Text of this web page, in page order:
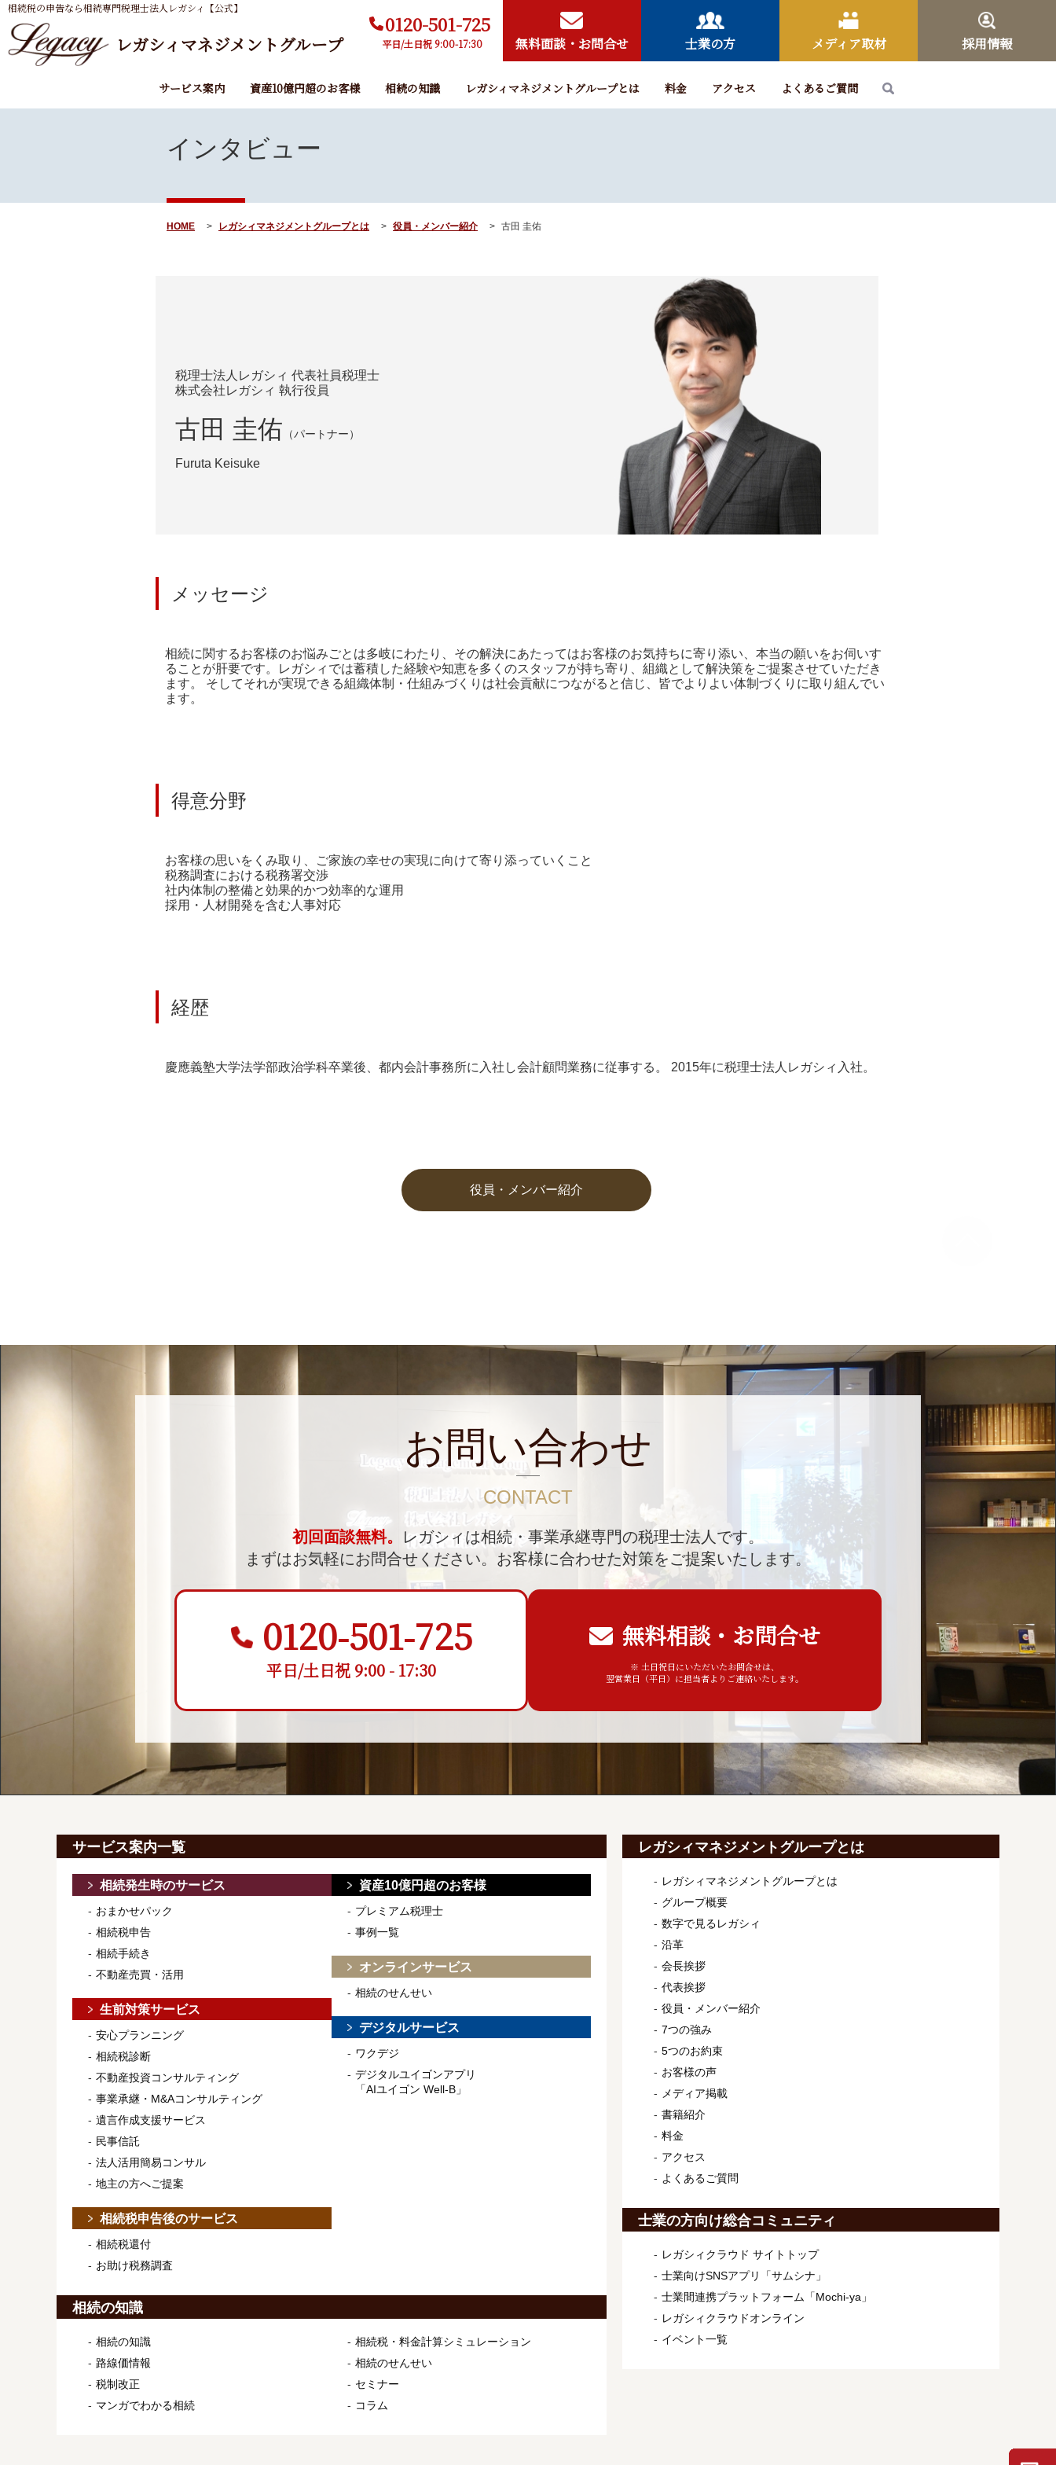
相続税の申告なら相続専門税理士法人レガシィ【公式】
レガシィマネジメントグループ
0120-501-725
平日/土日祝 9:00-17:30 無料面談・お問合せ 士業の方 メディア取材 採用情報
サービス案内 資産10億円超のお客様 相続の知識 レガシィマネジメントグループとは 料金 アクセス よくあるご質問
インタビュー
HOME レガシィマネジメントグループとは 役員・メンバー紹介 古田 圭佑
税理士法人レガシィ 代表社員税理士
株式会社レガシィ 執行役員
古田 圭佑 （パートナー）
Furuta Keisuke
メッセージ
相続に関するお客様のお悩みごとは多岐にわたり、その解決にあたってはお客様のお気持ちに寄り添い、本当の願いをお伺いす
ることが肝要です。レガシィでは蓄積した経験や知恵を多くのスタッフが持ち寄り、組織として解決策をご提案させていただき
ます。 そしてそれが実現できる組織体制・仕組みづくりは社会貢献につながると信じ、皆でよりよい体制づくりに取り組んでい
ます。
得意分野
お客様の思いをくみ取り、ご家族の幸せの実現に向けて寄り添っていくこと
税務調査における税務署交渉
社内体制の整備と効果的かつ効率的な運用
採用・人材開発を含む人事対応
経歴
慶應義塾大学法学部政治学科卒業後、都内会計事務所に入社し会計顧問業務に従事する。 2015年に税理士法人レガシィ入社。
役員・メンバー紹介
お問い合わせ
CONTACT
初回面談無料。
レガシィは相続・事業承継専門の税理士法人です。
まずはお気軽にお問合せください。 お客様に合わせた対策をご提案いたします。
0120-501-725
平日/土日祝 9:00 - 17:30
無料相談・お問合せ
※ 土日祝日にいただいたお問合せは、
翌営業日（平日）に担当者よりご連絡いたします。
サービス案内一覧
相続発生時のサービス
おまかせパック
相続税申告
相続手続き
不動産売買・活用
生前対策サービス
安心プランニング
相続税診断
不動産投資コンサルティング
事業承継・M&Aコンサルティング
遺言作成支援サービス
民事信託
法人活用簡易コンサル
地主の方へご提案
相続税申告後のサービス
相続税還付
お助け税務調査
資産10億円超のお客様
プレミアム税理士
事例一覧
オンラインサービス
相続のせんせい
デジタルサービス
ワクデジ
デジタルユイゴンアプリ
「AIユイゴン Well-B」
相続の知識
相続の知識
路線価情報
税制改正
マンガでわかる相続
相続税・料金計算シミュレーション
相続のせんせい
セミナー
コラム
レガシィマネジメントグループとは
レガシィマネジメントグループとは
グループ概要
数字で見るレガシィ
沿革
会長挨拶
代表挨拶
役員・メンバー紹介
7つの強み
5つのお約束
お客様の声
メディア掲載
書籍紹介
料金
アクセス
よくあるご質問
士業の方向け総合コミュニティ
レガシィクラウド サイトトップ
士業向けSNSアプリ「サムシナ」
士業間連携プラットフォーム「Mochi-ya」
レガシィクラウドオンライン
イベント一覧